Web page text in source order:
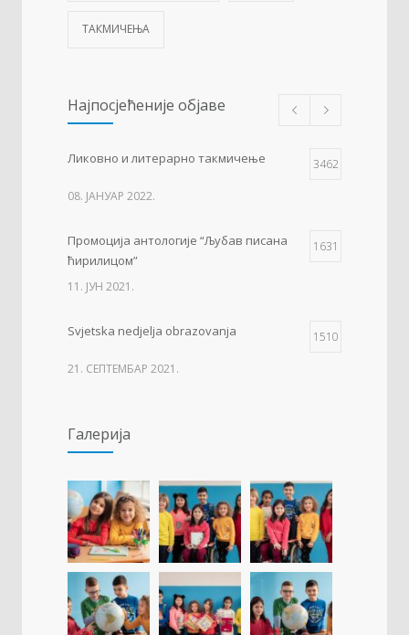
ТАКМИЧЕЊА
Најпосјећеније објаве
Ликовно и литерарно такмичење 3462
08. ЈАНУАР 2022.
Промоција антологије “Љубав писана
ћирилицом”
1631
11. ЈУН 2021.
Svjetska nedjelja obrazovanja 1510
21. СЕПТЕМБАР 2021.
09. ОКТОБАР 2021.
Прва награда на понос Града Добоја 1427
22. МАРТ 2021.
Дан матерњег језика 1307
23. ФЕБРУАР 2021.
Галерија